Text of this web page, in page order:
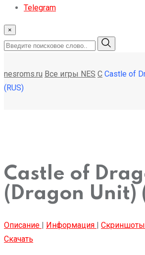
Telegram
×
nesroms.ru Все игры NES C Castle of
(RUS)
Castle of
(Dragon Unit)
Описание | Информация | Скриншоты
Скачать